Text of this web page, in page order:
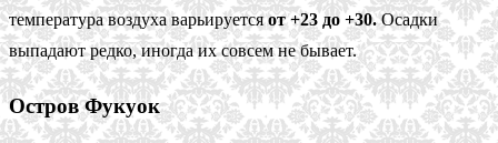
температура воздуха варьируетсяот +23 до +30.Осадки
выпадают редко, иногда их совсем не бывает.
Остров Фукуок